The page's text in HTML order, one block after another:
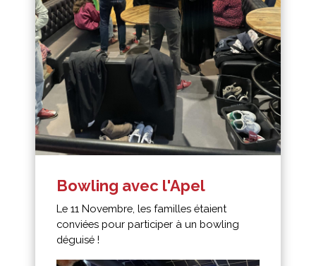
Bowling avec l'Apel
Le 11 Novembre, les familles étaient
conviées pour participer à un bowling
déguisé !